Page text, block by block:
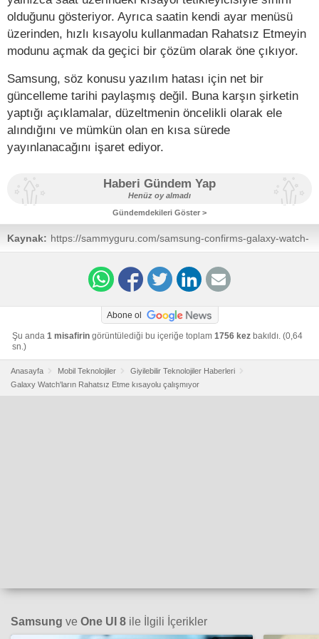
olduğunu gösteriyor. Ayrıca saatin kendi ayar menüsü
üzerinden, hızlı kısayolu kullanmadan Rahatsız Etmeyin
modunu açmak da geçici bir çözüm olarak öne çıkıyor.
Samsung, söz konusu yazılım hatası için net bir
güncelleme tarihi paylaşmış değil. Buna karşın şirketin
yaptığı açıklamalar, düzeltmenin öncelikli olarak ele
alındığını ve mümkün olan en kısa sürede
yayınlanacağını işaret ediyor.
Haberi Gündem Yap
Henüz oy almadı
Gündemdekileri Göster >
Kaynak: https://sammyguru.com/samsung-confirms-galaxy-watch-
do-not-disturb-issue-offers-workarounds/
Abone ol
Şu anda 1 misafirin görüntülediği bu içeriğe toplam 1756 kez bakıldı. (0,64
sn.)
Anasayfa Mobil Teknolojiler
Giyilebilir Teknolojiler Haberleri
Galaxy Watch'ların Rahatsız Etme kısayolu çalışmıyor
Samsung ve One UI 8 ile İlgili İçerikler